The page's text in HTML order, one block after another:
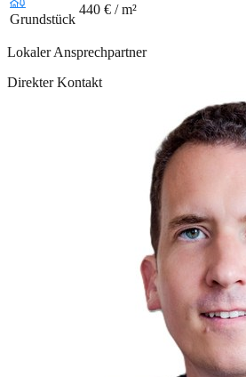
Grundstück
440 € / m²
Lokaler Ansprechpartner
Direkter Kontakt